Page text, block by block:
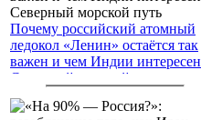
Почему российский атомный
ледокол «Ленин» остаётся так
важен и чем Индии интересен
Северный морской путь